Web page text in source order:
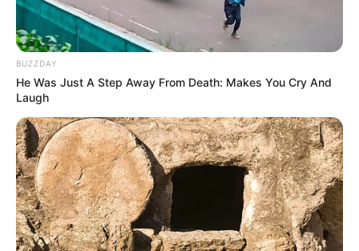
BUZZDAY
He Was Just A Step Away From Death: Makes You Cry And
Laugh